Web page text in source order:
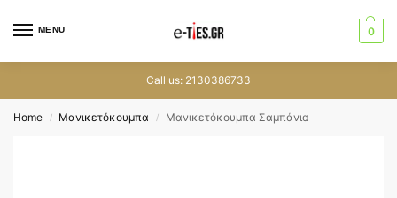
MENU 0
Call us: 2130386733
Home / Μανικετόκουμπα / Μανικετόκουμπα Σαμπάνια